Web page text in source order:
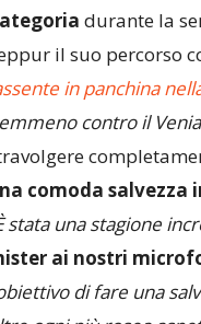
durante la
il suo percorso
in panchina
contro il
comoda salvezza
stata una stagione
ai nostri
di fare una